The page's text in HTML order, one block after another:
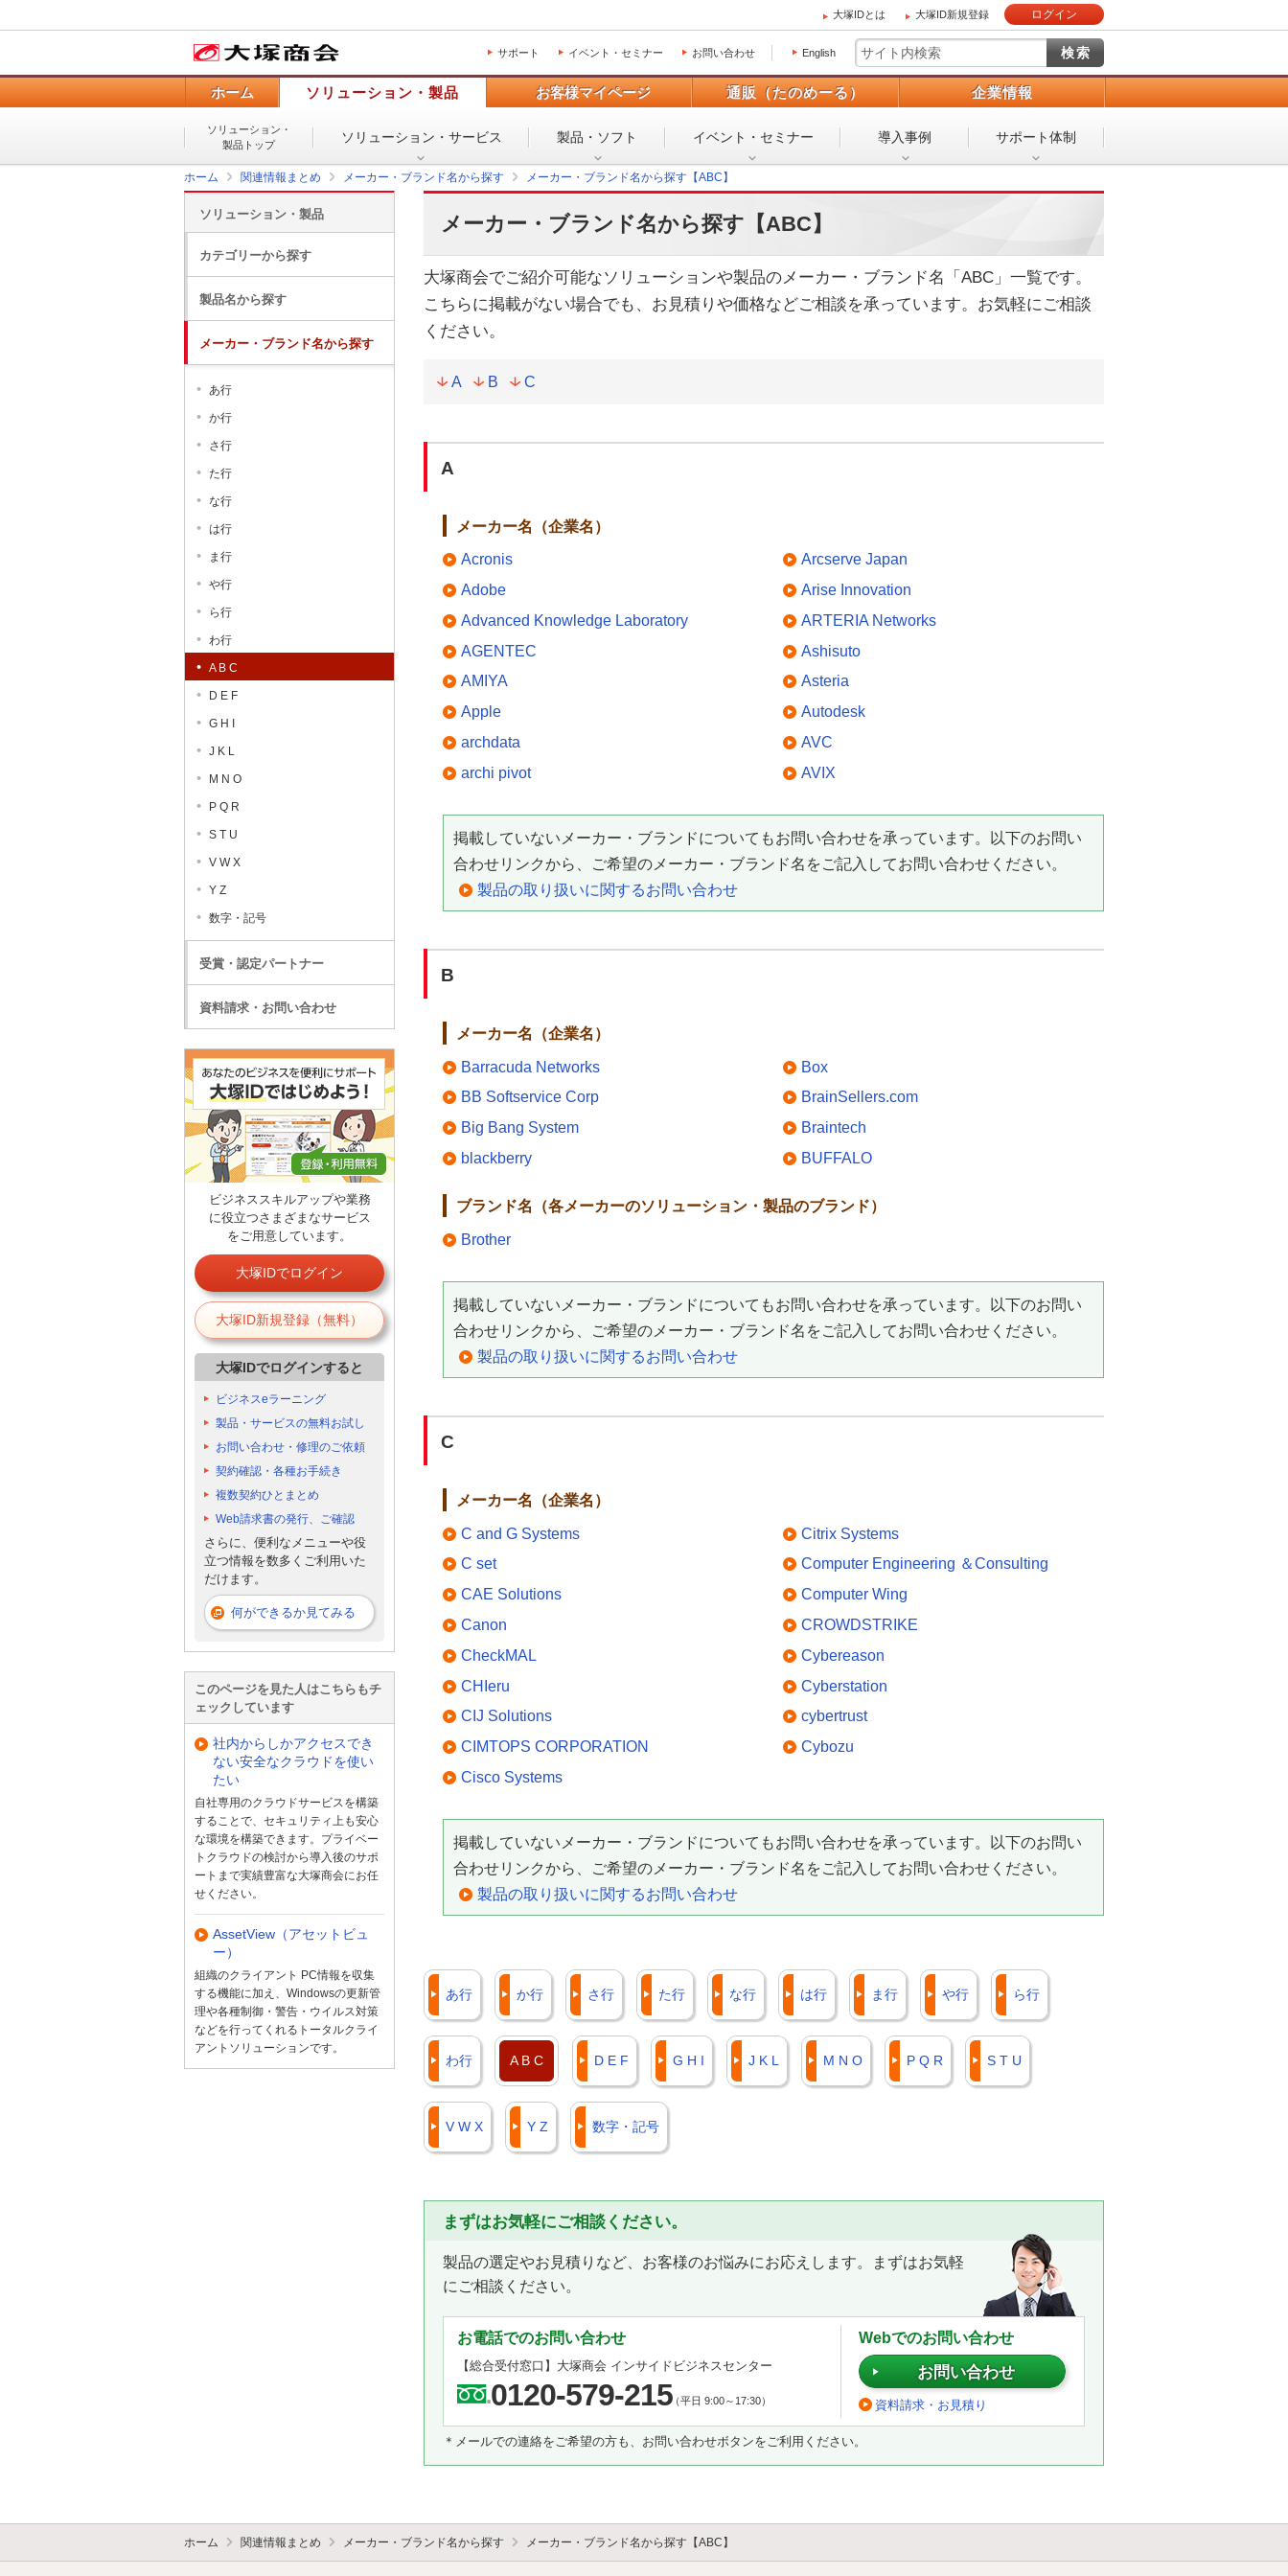
大塚IDとは 大塚ID新規登録 ログイン
サポート イベント・セミナー お問い合わせ English
ホーム ソリューション・製品 お客様マイページ 通販（たのめーる） 企業情報
ソリューション・
製品トップ
ソリューション・ サービス 製品・ソフト イベント・ セミナー 導入事例 サポート体制
ホーム 関連情報まとめ メーカー・ブランド名から探す メーカー・ブランド名から探す【ABC】
メーカー・ブランド名から探す【ABC】
大塚商会でご紹介可能なソリューションや製品のメーカー・ブランド名「ABC」一覧です。
こちらに掲載がない場合でも、お見積りや価格などご相談を承っています。お気軽にご相談
ください。
A B C
A
メーカー名（企業名）
Acronis
Adobe
Advanced Knowledge Laboratory
AGENTEC
AMIYA
Apple
archdata
archi pivot
Arcserve Japan
Arise Innovation
ARTERIA Networks
Ashisuto
Asteria
Autodesk
AVC
AVIX
掲載していないメーカー・ブランドについてもお問い合わせを承っています。以下のお問い
合わせリンクから、ご希望のメーカー・ブランド名をご記入してお問い合わせください。
製品の取り扱いに関するお問い合わせ
B
メーカー名（企業名）
Barracuda Networks
BB Softservice Corp
Big Bang System
blackberry
Box
BrainSellers.com
Braintech
BUFFALO
ブランド名（各メーカーのソリューション・製品のブランド）
Brother
掲載していないメーカー・ブランドについてもお問い合わせを承っています。以下のお問い
合わせリンクから、ご希望のメーカー・ブランド名をご記入してお問い合わせください。
製品の取り扱いに関するお問い合わせ
C
メーカー名（企業名）
C and G Systems
C set
CAE Solutions
Canon
CheckMAL
CHIeru
CIJ Solutions
CIMTOPS CORPORATION
Cisco Systems
Citrix Systems
Computer Engineering ＆Consulting
Computer Wing
CROWDSTRIKE
Cybereason
Cyberstation
cybertrust
Cybozu
掲載していないメーカー・ブランドについてもお問い合わせを承っています。以下のお問い
合わせリンクから、ご希望のメーカー・ブランド名をご記入してお問い合わせください。
製品の取り扱いに関するお問い合わせ
あ行 か行 さ行 た行 な行 は行 ま行 や行 ら行
わ行 A B C D E F G H I J K L M N O P Q R S T U
V W X Y Z 数字・記号
まずはお気軽にご相談ください。
製品の選定やお見積りなど、お客様のお悩みにお応えします。まずはお気軽
にご相談ください。
お電話でのお問い合わせ
【総合受付窓口】 大塚商会 インサイドビジネスセンター
0120-579-215（平日 9:00～17:30）
Webでのお問い合わせ
お問い合わせ
資料請求・お見積り
＊メールでの連絡をご希望の方も、お問い合わせボタンをご利用ください。
ソリューション・製品
カテゴリーから探す
製品名から探す
メーカー・ブランド名から探す
あ行
か行
さ行
た行
な行
は行
ま行
や行
ら行
わ行
A B C
D E F
G H I
J K L
M N O
P Q R
S T U
V W X
Y Z
数字・記号
受賞・認定パートナー
資料請求・お問い合わせ
ビジネススキルアップや業務
に役立つさまざまなサービス
をご用意しています。
大塚IDでログイン
大塚ID新規登録（無料）
大塚IDでログインすると
ビジネスeラーニング
製品・サービスの無料お試し
お問い合わせ・修理のご依頼
契約確認・各種お手続き
複数契約ひとまとめ
Web請求書の発行、ご確認
さらに、便利なメニューや役
立つ情報を数多くご利用いた
だけます。
何ができるか見てみる
このページを見た人はこちらもチ
ェックしています
社内からしかアクセスでき
ない安全なクラウドを使い
たい
自社専用のクラウドサービスを構築
することで、セキュリティ上も安心
な環境を構築できます。プライベー
トクラウドの検討から導入後のサポ
ートまで実績豊富な大塚商会にお任
せください。
AssetView（アセットビュ
ー）
組織のクライアント PC情報を収集
する機能に加え、Windowsの更新管
理や各種制御・警告・ウイルス対策
などを行ってくれるトータルクライ
アントソリューションです。
ホーム 関連情報まとめ メーカー・ブランド名から探す メーカー・ブランド名から探す【ABC】